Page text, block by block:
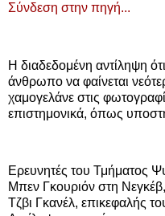
Σύνδεση στην πηγή...
Η διαδεδομένη αντίληψη
άνθρωπο να φαίνεται
χαμογελάνε στις
επιστημονικά, όπως
Ερευνητές του Τμήματος
Μπεν Γκουριόν στη
Τζβι Γκανέλ, επικεφαλής